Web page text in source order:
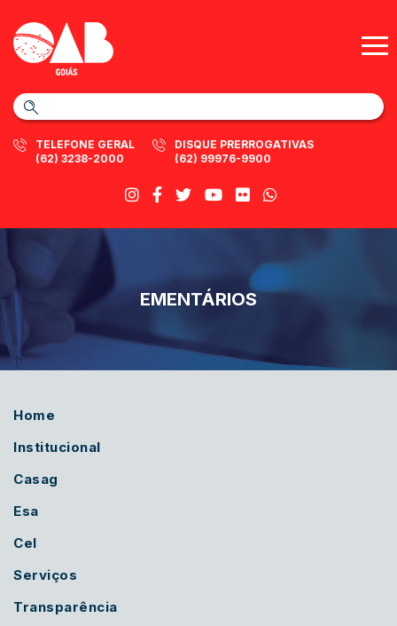
TELEFONE GERAL
(62) 3238-2000
DISQUE PRERROGATIVAS
(62) 99976-9900
EMENTÁRIOS
Home
Institucional
Casag
Esa
Cel
Serviços
Transparência